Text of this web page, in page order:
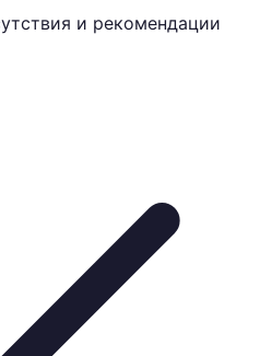
и рекомендации